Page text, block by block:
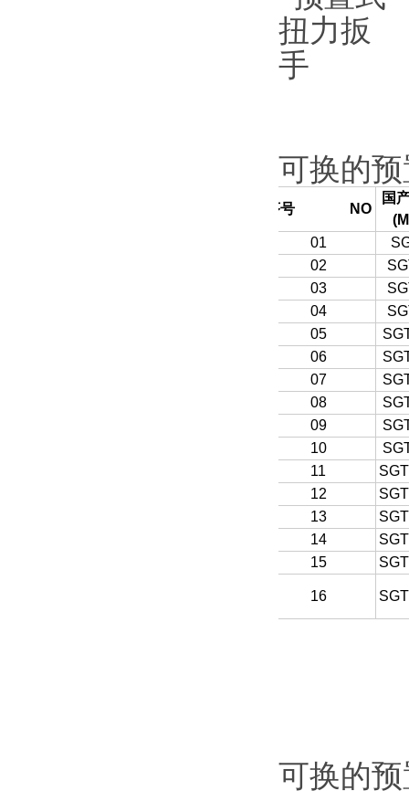
可换的
序号NO
国
01
02
03
04
05
06
07
08
09
10
11
12
13
14
15
16
可换的